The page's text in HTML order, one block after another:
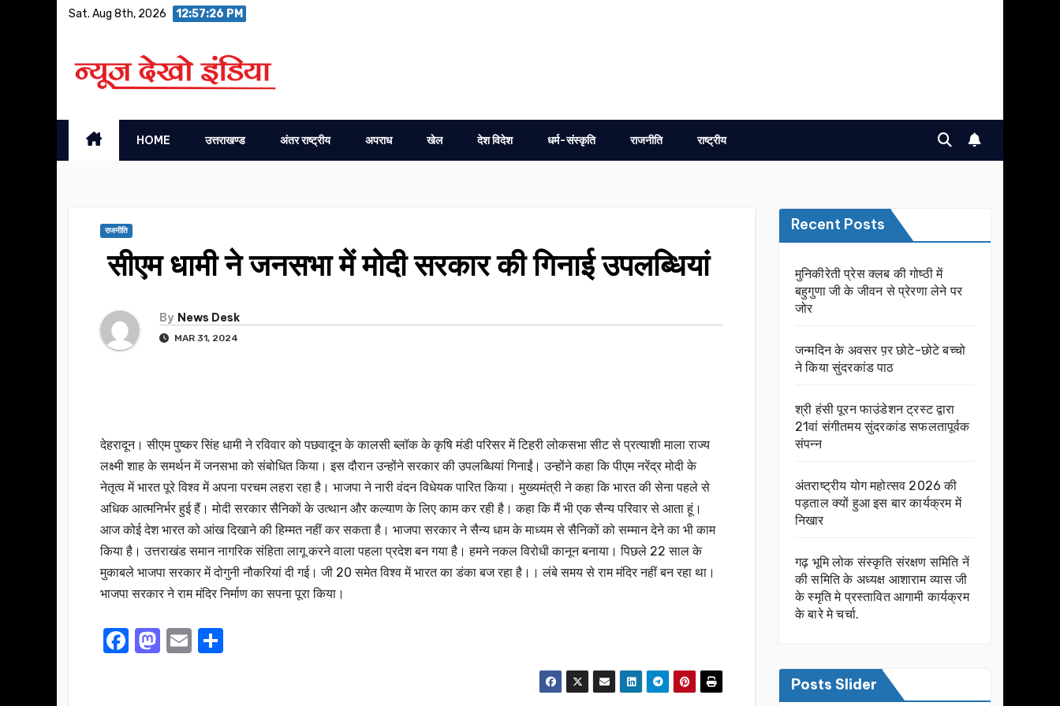
Sat. Aug 8th, 2026 12:57:26 PM
HOME उत्तराखण्ड अंतर राष्ट्रीय अपराध खेल देश विदेश धर्म-संस्कृति राजनीति राष्ट्रीय
राजनीति
सीएम धामी ने जनसभा में मोदी सरकार की गिनाई उपलब्धियां
By News Desk
MAR 31, 2024
देहरादून। सीएम पुष्कर सिंह धामी ने रविवार को पछवादून के कालसी ब्लॉक के कृषि मंडी परिसर में टिहरी लोकसभा सीट से प्रत्याशी माला राज्य
लक्ष्मी शाह के समर्थन में जनसभा को संबोधित किया। इस दौरान उन्होंने सरकार की उपलब्धियां गिनाईं। उन्होंने कहा कि पीएम नरेंद्र मोदी के
नेतृत्व में भारत पूरे विश्व में अपना परचम लहरा रहा है। भाजपा ने नारी वंदन विधेयक पारित किया। मुख्यमंत्री ने कहा कि भारत की सेना पहले से
अधिक आत्मनिर्भर हुई हैं। मोदी सरकार सैनिकों के उत्थान और कल्याण के लिए काम कर रही है। कहा कि मैं भी एक सैन्य परिवार से आता हूं।
आज कोई देश भारत को आंख दिखाने की हिम्मत नहीं कर सकता है। भाजपा सरकार ने सैन्य धाम के माध्यम से सैनिकों को सम्मान देने का भी काम
किया है। उत्तराखंड समान नागरिक संहिता लागू करने वाला पहला प्रदेश बन गया है। हमने नकल विरोधी कानून बनाया। पिछले 22 साल के
मुकाबले भाजपा सरकार में दोगुनी नौकरियां दी गई। जी 20 समेत विश्व में भारत का डंका बज रहा है।। लंबे समय से राम मंदिर नहीं बन रहा था।
भाजपा सरकार ने राम मंदिर निर्माण का सपना पूरा किया।
F
M E
Recent Posts
मुनिकीरेती प्रेस क्लब की गोष्ठी में
बहुगुणा जी के जीवन से प्रेरणा लेने पर
जोर
जन्मदिन के अवसर प़र छोटे-छोटे बच्चो
ने किया सुंदरकांड पाठ
श्री हंसी पूरन फाउंडेशन ट्रस्ट द्वारा
21वां संगीतमय सुंदरकांड सफलतापूर्वक
संपन्न
अंतराष्ट्रीय योग महोत्सव 2026 की
पड़ताल क्यों हुआ इस बार कार्यक्रम में
निखार
गढ़ भूमि लोक संस्कृति संरक्षण समिति नें
की समिति के अध्यक्ष आशाराम व्यास जी
के स्मृति मे प्रस्तावित आगामी कार्यक्रम
के बारे मे चर्चा.
Posts Slider